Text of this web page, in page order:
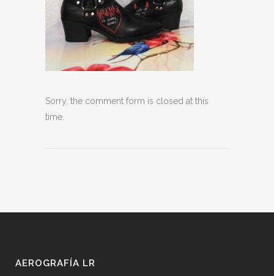
Sorry, the comment form is closed at this
time.
AEROGRAFÍA LR